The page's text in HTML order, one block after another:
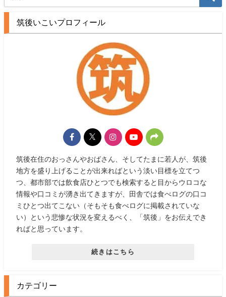
筑後いこいプロフィール
筑後在住のおっさんやおばさん、そしてたまに若人が、筑後
地方を盛り上げることが出来ればという淡い目標を立てつ
つ、都市部では飲食店ひとつでも検索すると目からウロコな
情報や口コミが湧き出てきますが、田舎では食べログの口コ
ミひとつ出てこない（そもそも食べログに掲載されていな
い）という悲惨な状況を変えるべく、「筑後」をお伝えでき
ればと思っています。
続きはこちら
カテゴリー